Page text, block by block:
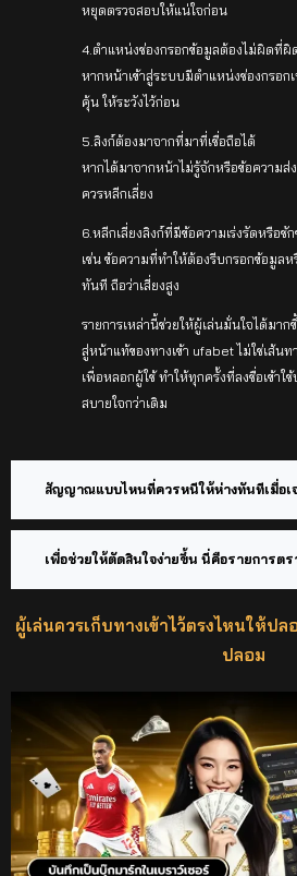
หยุดตรวจสอบให้แน่ใจก่อน
4.ตำแหน่งช่องกรอกข้อมูลต้องไม่ผิดที่ผิ
หากหน้าเข้าสู่ระบบมีตำแหน่งช่องกรอก
คุ้น ให้ระวังไว้ก่อน
5.ลิงก์ต้องมาจากที่มาที่เชื่อถือได้
หากได้มาจากหน้าไม่รู้จักหรือข้อความส่
ควรหลีกเลี่ยง
6.หลีกเลี่ยงลิงก์ที่มีข้อความเร่งรัดหรือชั
เช่น ข้อความที่ทำให้ต้องรีบกรอกข้อมูลห
ทันที ถือว่าเสี่ยงสูง
รายการเหล่านี้ช่วยให้ผู้เล่นมั่นใจได้มาก
สู่หน้าแท้ของทางเข้า ufabet ไม่ใช่เส้นท
เพื่อหลอกผู้ใช้ ทำให้ทุกครั้งที่ลงชื่อเข้าใ
สบายใจกว่าเดิม
สัญญาณแบบไหนที่ควรหนีให้ห่างทันทีเมื่อเ
เพื่อช่วยให้ตัดสินใจง่ายขึ้น นี่คือรายการต
ผู้เล่นควรเก็บทางเข้าไว้ตรงไหนให้ป
ปลอม